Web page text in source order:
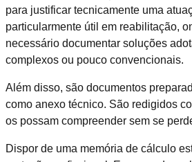
para justificar tecnicamente uma
particularmente útil em reabilitação,
necessário documentar soluções
complexos ou pouco convencionais.
Além disso, são documentos
como anexo técnico. São redigidos
os possam compreender sem se
Dispor de uma memória de cálculo